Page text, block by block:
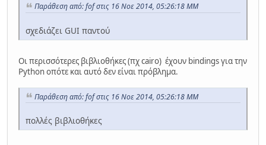
Παράθεση από: fof στις 16 Νοε 2014, 05:26:18 ΜΜ
σχεδιάζει GUI παντού
Oι περισσότερες βιβλιοθήκες (πχ cairo) έχουν bindings για την
Python οπότε και αυτό δεν είναι πρόβλημα.
Παράθεση από: fof στις 16 Νοε 2014, 05:26:18 ΜΜ
πολλές βιβλιοθήκες